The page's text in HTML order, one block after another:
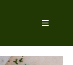
Menu